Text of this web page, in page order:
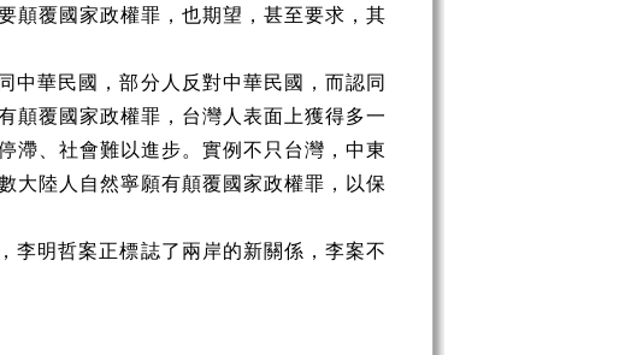
顛覆國家政權罪，也期望，甚至要求，其
中華民國，部分人反對中華民國，而認同
顛覆國家政權罪，台灣人表面上獲得多一
滯、社會難以進步。實例不只台灣，中東
大陸人自然寧願有顛覆國家政權罪，以保
李明哲案正標誌了兩岸的新關係，李案不